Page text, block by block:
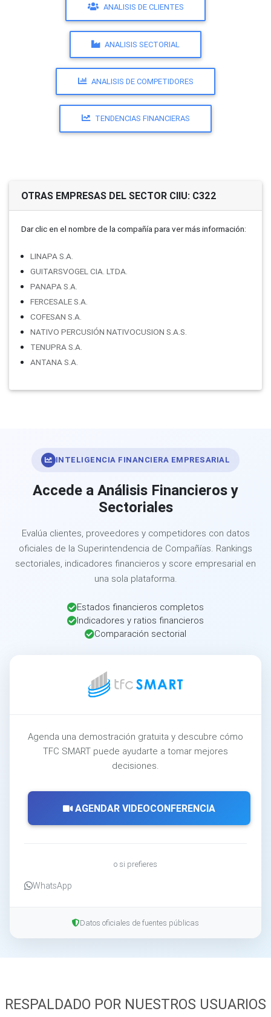
ANALISIS DE CLIENTES
ANALISIS SECTORIAL
ANALISIS DE COMPETIDORES
TENDENCIAS FINANCIERAS
OTRAS EMPRESAS DEL SECTOR CIIU: C322
Dar clic en el nombre de la compañí­a para ver más información:
LINAPA S.A.
GUITARSVOGEL CIA. LTDA.
PANAPA S.A.
FERCESALE S.A.
COFESAN S.A.
NATIVO PERCUSIÓN NATIVOCUSION S.A.S.
TENUPRA S.A.
ANTANA S.A.
INTELIGENCIA FINANCIERA EMPRESARIAL
Accede a Análisis Financieros y
Sectoriales
Evalúa clientes, proveedores y competidores con datos
oficiales de la Superintendencia de Compañías. Rankings
sectoriales, indicadores financieros y score empresarial en
una sola plataforma.
Estados financieros completos
Indicadores y ratios financieros
Comparación sectorial
Agenda una demostración gratuita y descubre cómo
TFC SMART puede ayudarte a tomar mejores
decisiones.
AGENDAR VIDEOCONFERENCIA
o si prefieres
WhatsApp
Datos oficiales de fuentes públicas
RESPALDADO POR NUESTROS USUARIOS